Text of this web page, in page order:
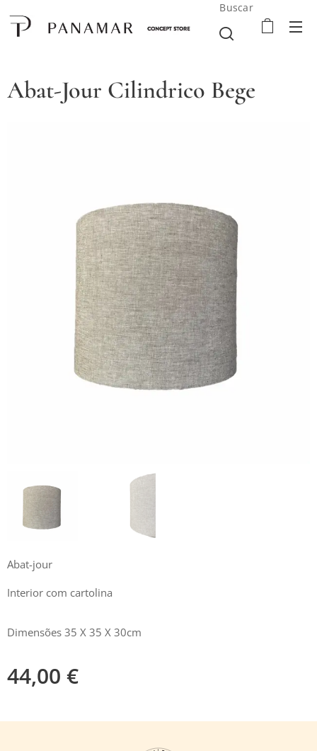
Buscar
Abat-Jour Cilindrico Bege
Abat-jour
Interior com cartolina
Dimensões 35 X 35 X 30cm
44,00 €